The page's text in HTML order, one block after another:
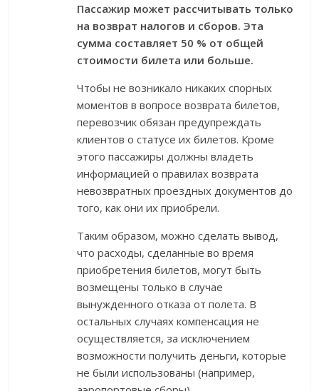
Пассажир может рассчитывать только
на возврат налогов и сборов. Эта
сумма составляет 50 % от общей
стоимости билета или больше.
Чтобы не возникало никаких спорных
моментов в вопросе возврата билетов,
перевозчик обязан предупреждать
клиентов о статусе их билетов. Кроме
этого пассажиры должны владеть
информацией о правилах возврата
невозвратных проездных документов до
того, как они их приобрели.
Таким образом, можно сделать вывод,
что расходы, сделанные во время
приобретения билетов, могут быть
возмещены только в случае
вынужденного отказа от полета. В
остальных случаях компенсация не
осуществляется, за исключением
возможности получить деньги, которые
не были использованы (например,